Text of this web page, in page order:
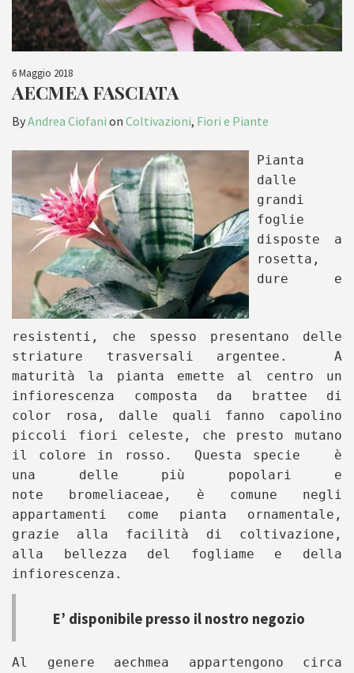
6 Maggio 2018
AECMEA FASCIATA
ByAndrea Ciofani on Coltivazioni, Fiori e Piante
Pianta
dalle
grandi
foglie
disposte a
rosetta,
dure e
resistenti, che spesso presentano delle
striature trasversali argentee. A
maturità la pianta emette al centro un
infiorescenza composta da brattee di
color rosa, dalle quali fanno capolino
piccoli fiori celeste, che presto mutano
il colore in rosso. Questa specie è
una delle più popolari e
note bromeliaceae, è comune negli
appartamenti come pianta ornamentale,
grazie alla facilità di coltivazione,
alla bellezza del fogliame e della
infiorescenza.
E’ disponibile presso il nostro negozio
Al genere aechmea appartengono circa